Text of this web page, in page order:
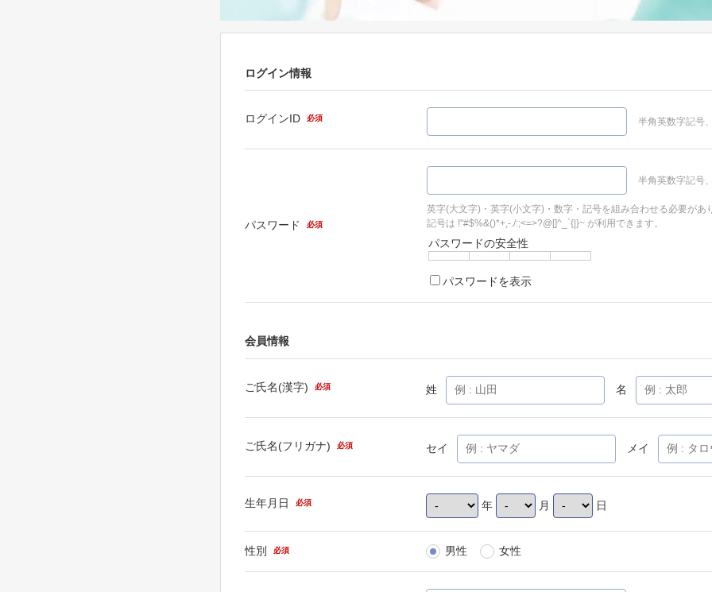
ログイン情報
ログインID 必須 半角英数字記号
パスワード 必須
半角英数字記号
英字(大文字)・英字(小文字)・数字・記号を組み合わせる必要があ
記号は !"#$%&()*+,-./:;<=>?@[]^_`{|}~ が利用できます。
パスワードの安全性
パスワードを表示
会員情報
ご氏名(漢字) 必須 姓 名
ご氏名(フリガナ) 必須 セイ メイ
生年月日 必須 年 月 日
性別 必須 男性 女性